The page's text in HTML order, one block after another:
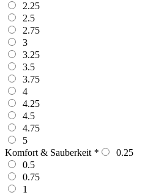
2.25
2.5
2.75
3
3.25
3.5
3.75
4
4.25
4.5
4.75
5
Komfort & Sauberkeit *
0.25
0.5
0.75
1